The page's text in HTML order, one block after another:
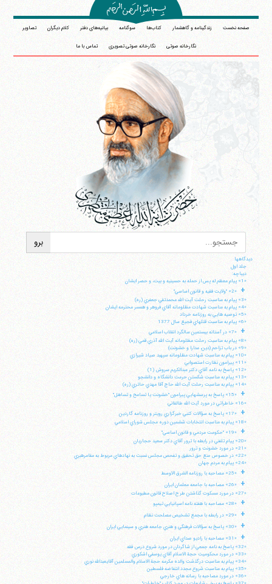
صفحه نخست زندگینامه و گاهشمار کتاب‌ها سوگنامه بیانیه‌های دفتر کلام دیگران تصاویر
نگارخانه صوتی نگارخانه صوتی تصویری تماس با ما
دیدگاهها
جلد اول
ديباچه:
«1» پيام معظم له پس از حمله به حسينيه و بيت، و حصر ايشان
+
«2» "ولايت فقيه و قانون اساسي"
«3» پيام به مناسبت رحلت آيت الله محمدتقي جعفري (ره)
«4» پيام به مناسبت شهادت مظلومانه آقاي فروهر و همسر محترمه ايشان
«5» توصيه هايي به روزنامه خرداد
«6» پيام به مناسبت قتلهاي فجيع سال 1377
+
«7» در آستانه بيستمين سالگرد انقلاب اسلامي
«8» پيام به مناسبت رحلت مظلومانه آيت الله آذري قمي (ره)
«9» در باب تزاحم (دين، مدارا و خشونت)
«10» پيام به مناسبت شهادت مظلومانه سپهبد صياد شيرازي
«11» پيرامون نظارت استصوابي
«12» پاسخ به نامه آقاي دكتر عبدالكريم سروش (1)
«13» پيام به مناسبت شكستن حرمت دانشگاه و دانشجو
«14» پپام به مناسبت رحلت آيت الله حاج آقا مهدي حائري (ره)
+
«15» پاسخ به پرسشهايي پيرامون "خشونت يا تسامح و تساهل"
«16» خاطراتي در مورد آيت الله طالقاني
+
«17» پاسخ به سؤالات كتبي خبرگزاري رويتر و روزنامه گاردين
«18» پيام به مناسبت انتخابات ششمين دوره مجلس شوراي اسلامي
+
«19» "حكومت مردمي و قانون اساسي"
«20» پيام تلفني در رابطه با ترور آقاي دكتر سعيد حجاريان
«21» در مورد خشونت و ترور
«22» در خصوص منع حق تحقيق و تفحص مجلس نسبت به نهادهاي مربوط به مقامرهبري
«24» پيام به مردم جهان
+ «25» مصاحبه با روزنامه الشرق الاوسط
+
«26» مصاحبه با جامعه معلمان ايران
«27» در مورد مسكوت گذاشتن طرح اصلاح قانون مطبوعات
+ «28» مصاحبه با هفته نامه اسپانيايي تيمپو
+ «29» در رابطه با مجمع تشخيص مصلحت نظام
+ «30» پاسخ به سؤالات فرهنگي و هنري جامعه هنري و سينمايي ايران
+
«31» مصاحبه با راديو صداي ايران
«32» پاسخ به نامه جمعي از شاگردان در مورد شروع درس فقه
«33» در مورد محكوميت حجة الاسلام آقاي يوسفي اشكوري
«34» پيام به مناسبت درگذشت والده مكرمه حجة الاسلام والمسلمين آقايعبدالله نوري
«35» پيام به مناسبت شروع مجدد انتفاضه فلسطين
«36» در مورد مصاحبه با رسانه هاي خارجي